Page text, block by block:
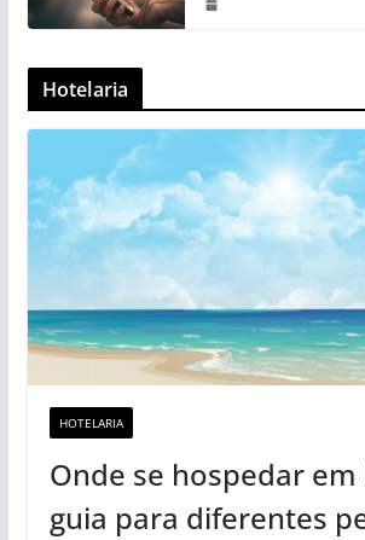
Hotelaria
HOTELARIA
Onde se hospedar em
guia para diferentes